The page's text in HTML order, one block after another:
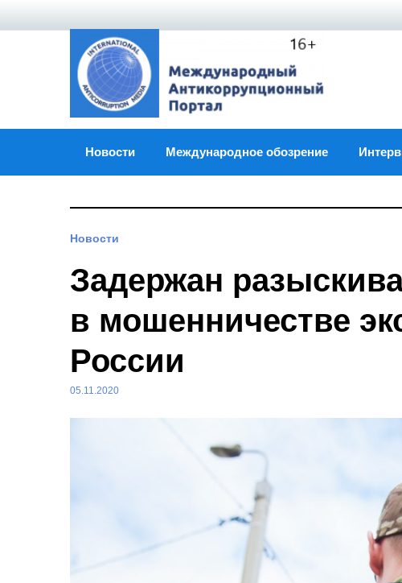
Новости Международное обозрение
Новости
Задержан
в мошенничестве
России
05.11.2020